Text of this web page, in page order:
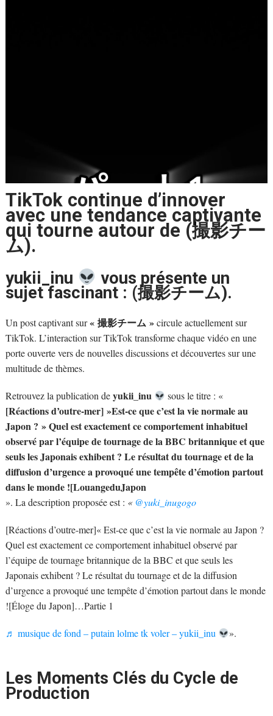
TikTok continue d’innover
avec une tendance captivante
qui tourne autour de (撮影チー
ム).
yukii_inu vous présente un
sujet fascinant : (撮影チーム).
Un post captivant sur« 撮影チーム »circule actuellement sur
TikTok. L’interaction sur TikTok transforme chaque vidéo en une
porte ouverte vers de nouvelles discussions et découvertes sur une
multitude de thèmes.
Retrouvez la publication deyukii_inu sous le titre : «
[Réactions d’outre-mer] »Est-ce que c’est la vie normale au
Japon ? » Quel est exactement ce comportement inhabituel
observé par l’équipe de tournage de la BBC britannique et que
seuls les Japonais exhibent ? Le résultat du tournage et de la
diffusion d’urgence a provoqué une tempête d’émotion partout
dans le monde ![LouangeduJapon
». La description proposée est : « @yuki_inugogo
[Réactions d’outre-mer]« Est-ce que c’est la vie normale au Japon ?
Quel est exactement ce comportement inhabituel observé par
l’équipe de tournage britannique de la BBC et que seuls les
Japonais exhibent ? Le résultat du tournage et de la diffusion
d’urgence a provoqué une tempête d’émotion partout dans le monde
![Éloge du Japon]…Partie 1
♬ musique de fond – putain lolme tk voler – yukii_inu ».
Les Moments Clés du Cycle de
Production